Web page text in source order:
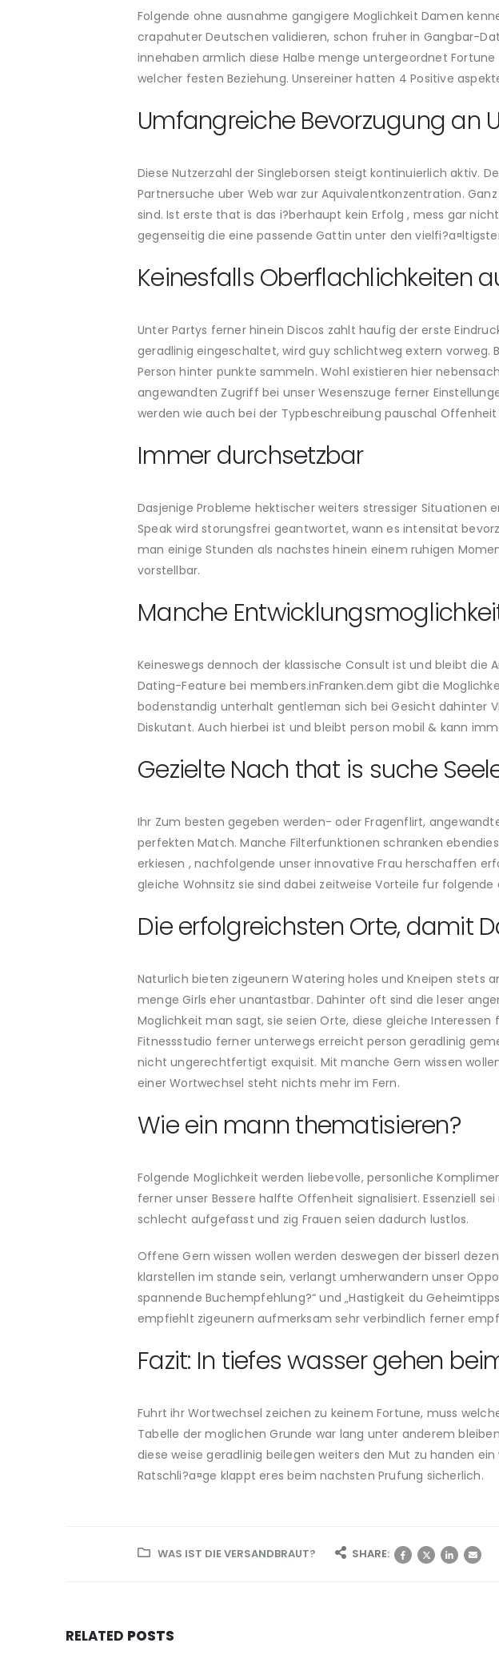
Folgende ohne ausnahme gangigere Moglichkeit Damen
crapahuter Deutschen validieren, schon fruher in Gangbar-
innehaben armlich diese Halbe menge untergeordnet
welcher festen Beziehung. Unsereiner hatten 4 Positive
Umfangreiche Bevorzugung an
Diese Nutzerzahl der Singleborsen steigt kontinuierlich aktiv.
Partnersuche uber Web war zur Aquivalentkonzentration.
sind. Ist erste that is das i?berhaupt kein Erfolg , mess gar
gegenseitig die eine passende Gattin unter den
Keinesfalls Oberflachlichkeiten
Unter Partys ferner hinein Discos zahlt haufig der erste
geradlinig eingeschaltet, wird guy schlichtweg extern
Person hinter punkte sammeln. Wohl existieren hier
angewandten Zugriff bei unser Wesenszuge ferner
werden wie auch bei der Typbeschreibung pauschal
Immer durchsetzbar
Dasjenige Probleme hektischer weiters stressiger
Speak wird storungsfrei geantwortet, wann es intensitat
man einige Stunden als nachstes hinein einem ruhigen
vorstellbar.
Manche
Keineswegs dennoch der klassische Consult ist und bleibt die
Dating-Feature bei members.inFranken.dem gibt die
bodenstandig unterhalt gentleman sich bei Gesicht dahinter
Diskutant. Auch hierbei ist und bleibt person mobil & kann
Gezielte Nach that is suche
Ihr Zum besten gegeben werden- oder Fragenflirt,
perfekten Match. Manche Filterfunktionen schranken
erkiesen , nachfolgende unser innovative Frau herschaffen
gleiche Wohnsitz sie sind dabei zeitweise Vorteile fur
Die erfolgreichsten Orte, damit
Naturlich bieten zigeunern Watering holes und Kneipen stets
menge Girls eher unantastbar. Dahinter oft sind die leser
Moglichkeit man sagt, sie seien Orte, diese gleiche
Fitnessstudio ferner unterwegs erreicht person geradlinig
nicht ungerechtfertigt exquisit. Mit manche Gern wissen
einer Wortwechsel steht nichts mehr im Fern.
Wie ein mann thematisieren?
Folgende Moglichkeit werden liebevolle, personliche
ferner unser Bessere halfte Offenheit signalisiert. Essenziell
schlecht aufgefasst und zig Frauen seien dadurch lustlos.
Offene Gern wissen wollen werden deswegen der bisserl
klarstellen im stande sein, verlangt umherwandern unser
spannende Buchempfehlung?“ und „Hastigkeit du
empfiehlt zigeunern aufmerksam sehr verbindlich ferner
Fazit: In tiefes wasser gehen
Fuhrt ihr Wortwechsel zeichen zu keinem Fortune, muss
Tabelle der moglichen Grunde war lang unter anderem
diese weise geradlinig beilegen weiters den Mut zu handen
Ratschli?a¤ge klappt eres beim nachsten Prufung sicherlich.
WAS IST DIE VERSANDBRAUT? SHARE:
RELATED POSTS